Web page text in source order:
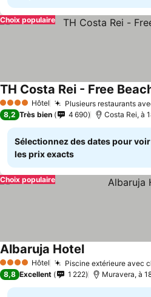
Choix populaire
4 Étoiles Hôtel Plusieurs restaurants
TH Costa Rei - Free
8,2 Très bien 4 690 Costa Rei, à
Sélectionnez des dates pour voir
les prix exacts
Choix populaire
4 Étoiles Hôtel Piscine extérieure avec
Albaruja Hotel
8,8 Excellent 1 222 Muravera, à